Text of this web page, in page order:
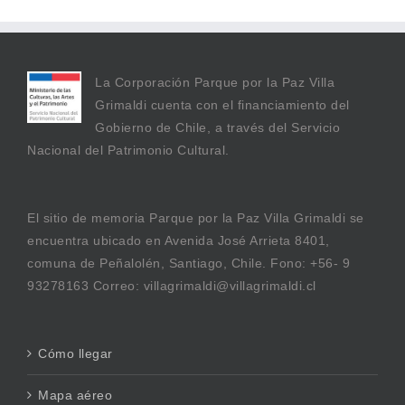
La Corporación Parque por la Paz Villa
Grimaldi cuenta con el financiamiento del
Gobierno de Chile, a través del Servicio
Nacional del Patrimonio Cultural.
El sitio de memoria Parque por la Paz Villa Grimaldi se
encuentra ubicado en Avenida José Arrieta 8401,
comuna de Peñalolén, Santiago, Chile. Fono: +56- 9
93278163 Correo: villagrimaldi@villagrimaldi.cl
Cómo llegar
Mapa aéreo